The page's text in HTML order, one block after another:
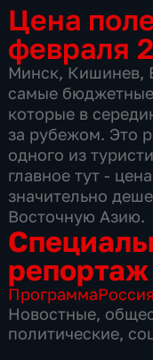
Цена
февраля
Минск, Кишинев,
самые
которые в
за рубежом. Это
одного из
главное тут -
значительно
Восточную Азию.
репортаж
ПрограммаРоссия
Новостные,
политические,